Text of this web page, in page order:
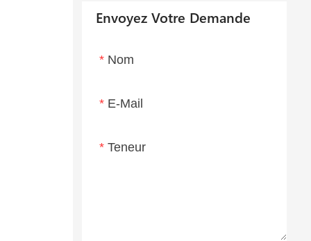
Envoyez Votre Demande
Nom
E-Mail
Teneur